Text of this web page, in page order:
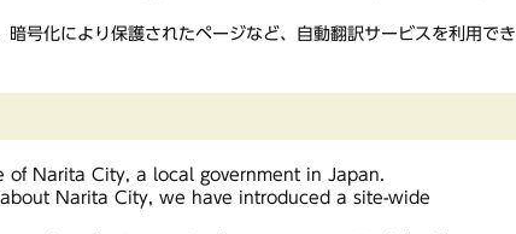
暗号化により保護されたページなど、自動翻訳サービスを利用でき
of Narita City, a local government in Japan.
Narita City, we have introduced a site-wide